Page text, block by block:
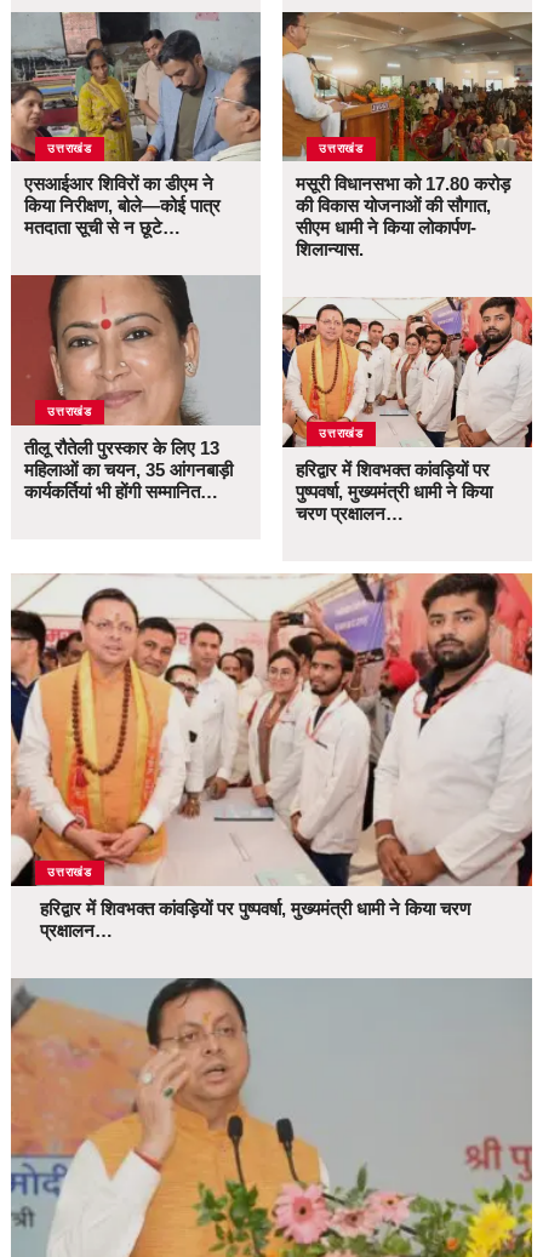
उत्तराखंड
एसआईआर शिविरों का डीएम ने
किया निरीक्षण, बोले—कोई पात्र
मतदाता सूची से न छूटे…
उत्तराखंड
तीलू रौतेली पुरस्कार के लिए 13
महिलाओं का चयन, 35 आंगनबाड़ी
कार्यकर्तियां भी होंगी सम्मानित…
उत्तराखंड
मसूरी विधानसभा को 17.80 करोड़
की विकास योजनाओं की सौगात,
सीएम धामी ने किया लोकार्पण-
शिलान्यास.
उत्तराखंड
हरिद्वार में शिवभक्त कांवड़ियों पर
पुष्पवर्षा, मुख्यमंत्री धामी ने किया
चरण प्रक्षालन…
उत्तराखंड
हरिद्वार में शिवभक्त कांवड़ियों पर पुष्पवर्षा, मुख्यमंत्री धामी ने किया चरण
प्रक्षालन…